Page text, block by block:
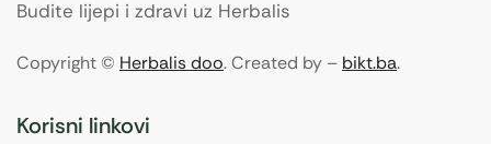
Budite lijepi i zdravi uz Herbalis
Copyright © Herbalis doo. Created by – bikt.ba.
Korisni linkovi